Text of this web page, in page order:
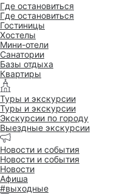
Где остановиться
Где остановиться
Гостиницы
Хостелы
Мини-отели
Санатории
Базы отдыха
Квартиры
Туры и экскурсии
Туры и экскурсии
Экскурсии по городу
Выездные экскурсии
Новости и события
Новости и события
Новости
Афиша
#выходные